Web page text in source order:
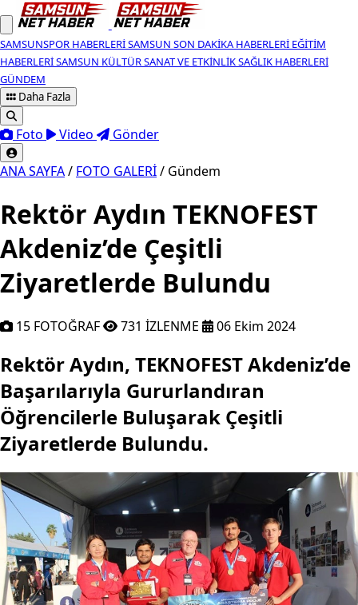
SAMSUNSPOR HABERLERISAMSUN SON DAKIKA HABERLERI EĞITIM
HABERLERISAMSUN KÜLTÜR SANAT VE ETKINLIKSAĞLIK HABERLERI
GÜNDEM
Daha Fazla
Foto Video Gönder
ANA SAYFA/ FOTO GALERİ/ Gündem
Rektör Aydın TEKNOFEST
Akdeniz’de Çeşitli
Ziyaretlerde Bulundu
15 FOTOĞRAF 731 İZLENME 06 Ekim 2024
Rektör Aydın, TEKNOFEST Akdeniz’de
Başarılarıyla Gururlandıran
Öğrencilerle Buluşarak Çeşitli
Ziyaretlerde Bulundu.